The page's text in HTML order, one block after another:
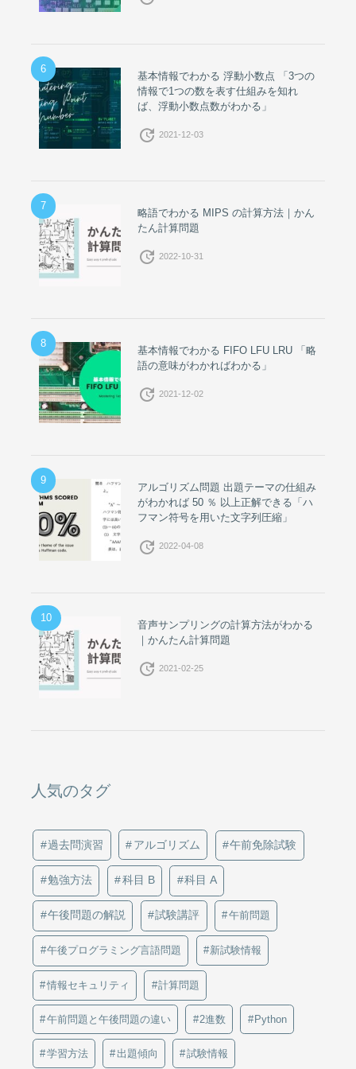
6
基本情報でわかる 浮動小数点 「3つの
情報で1つの数を表す仕組みを知れ
ば、浮動小数点数がわかる」
update 2021-12-03
7
略語でわかる MIPS の計算方法｜かん
たん計算問題
update 2022-10-31
8
基本情報でわかる FIFO LFU LRU 「略
語の意味がわかればわかる」
update 2021-12-02
9
アルゴリズム問題 出題テーマの仕組み
がわかれば 50 ％ 以上正解できる「ハ
フマン符号を用いた文字列圧縮」
update 2022-04-08
10
音声サンプリングの計算方法がわかる
｜かんたん計算問題
update 2021-02-25
人気のタグ
過去問演習 アルゴリズム 午前免除試験
勉強方法 科目 B 科目 A
午後問題の解説 試験講評 午前問題
午後プログラミング言語問題 新試験情報
情報セキュリティ 計算問題
午前問題と午後問題の違い 2進数 Python
学習方法 出題傾向 試験情報